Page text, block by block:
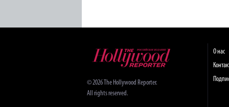
© 2026 The Hollywood Reporter.
All rights reserved.
О нас